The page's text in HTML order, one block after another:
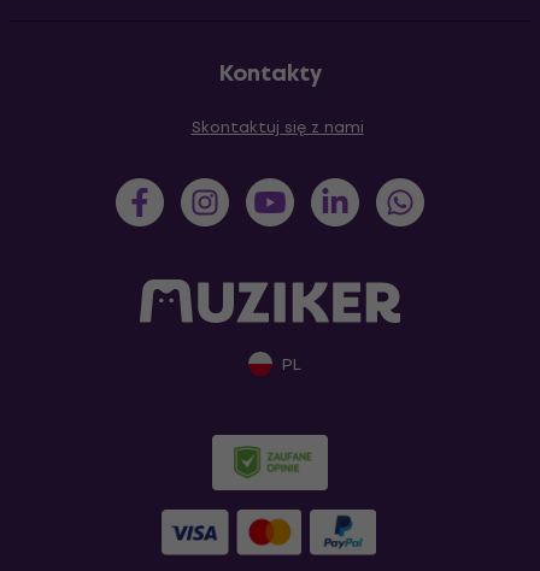
Kontakty
Skontaktuj się z nami
PL